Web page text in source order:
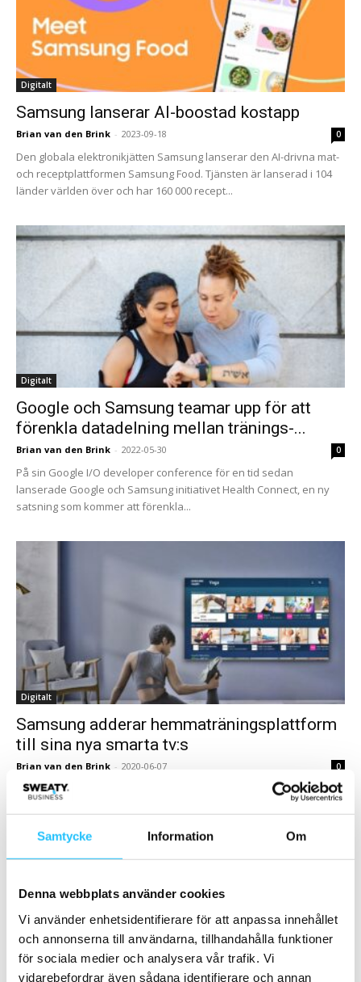
Samtycke Information Om
Denna webbplats använder cookies
Vi använder enhetsidentifierare för att anpassa innehållet
och annonserna till användarna, tillhandahålla funktioner
för sociala medier och analysera vår trafik. Vi
vidarebefordrar även sådana identifierare och annan
Digitalt
Samsung lanserar AI-boostad kostapp
Brian van den Brink - 2023-09-18 0
Den globala elektronikjätten Samsung lanserar den AI-drivna mat-
och receptplattformen Samsung Food. Tjänsten är lanserad i 104
länder världen över och har 160 000 recept...
Digitalt
Google och Samsung teamar upp för att
förenkla datadelning mellan tränings-...
Brian van den Brink - 2022-05-30 0
På sin Google I/O developer conference för en tid sedan
lanserade Google och Samsung initiativet Health Connect, en ny
satsning som kommer att förenkla...
Digitalt
Samsung adderar hemmaträningsplattform
till sina nya smarta tv:s
Brian van den Brink - 2020-06-07 0
Samsung Electronics har aviserat att man gör hela sin digitala
träningsplattform tillgänglig kostnadsfritt på sina nya smarta tv-
med...
Samarbete
- Annons -